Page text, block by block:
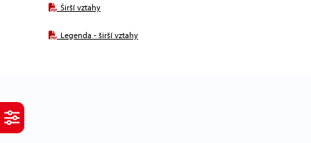
Širší vztahy
Legenda - širší vztahy